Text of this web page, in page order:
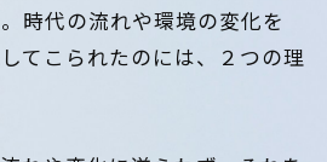
時代の流れや環境の変化を
てこられたのには、２つの理